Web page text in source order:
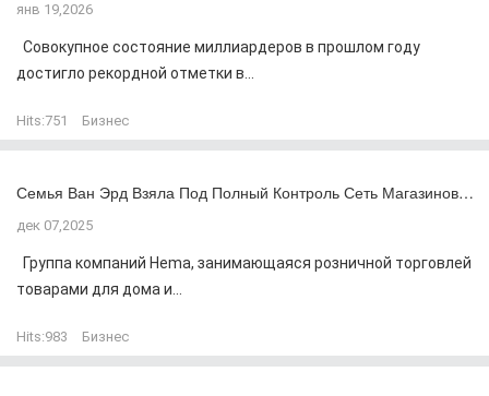
янв 19,2026
Совокупное состояние миллиардеров в прошлом году
достигло рекордной отметки в...
Hits:751 Бизнес
Семья Ван Эрд Взяла Под Полный Контроль Сеть Магазинов…
дек 07,2025
Группа компаний Hema, занимающаяся розничной торговлей
товарами для дома и...
Hits:983 Бизнес